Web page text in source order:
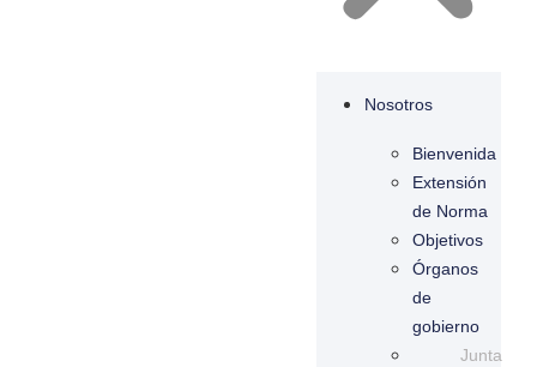
Nosotros
Bienvenida
Extensión
de Norma
Objetivos
Órganos
de
gobierno
Junta